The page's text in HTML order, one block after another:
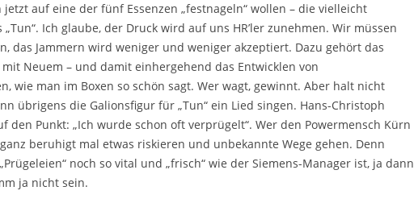
auf eine der fünf Essenzen „festnageln“ wollen – die vielleicht
Ich glaube, der Druck wird auf uns HR’ler zunehmen. Wir müssen
das Jammern wird weniger und weniger akzeptiert. Dazu gehört das
Neuem – und damit einhergehend das Entwicklen von
wie man im Boxen so schön sagt. Wer wagt, gewinnt. Aber halt nicht
übrigens die Galionsfigur für „Tun“ ein Lied singen. Hans-Christoph
den Punkt: „Ich wurde schon oft verprügelt“. Wer den Powermensch Kürn
beruhigt mal etwas riskieren und unbekannte Wege gehen. Denn
noch so vital und „frisch“ wie der Siemens-Manager ist, ja dann
ja nicht sein.